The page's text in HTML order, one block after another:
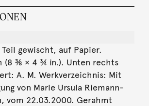
gewischt, auf Papier.
(8 ⅜ × 4 ¾ in.). Unten rechts
A. M. Werkverzeichnis: Mit
von Marie Ursula Riemann-
vom 22.03.2000. Gerahmt